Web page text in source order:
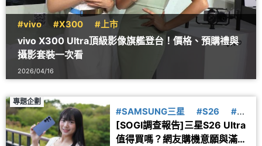
#vivo #X300 #上市
vivo X300 Ultra頂級影像旗艦登台！價格、預購禮與
攝影套裝一次看
2026/04/16
專題企劃
#SAMSUNG三星 #S26
#調
查報告
[SOGI調查報告]三星S26 Ultra
值得買嗎？網友購機意願與滿意